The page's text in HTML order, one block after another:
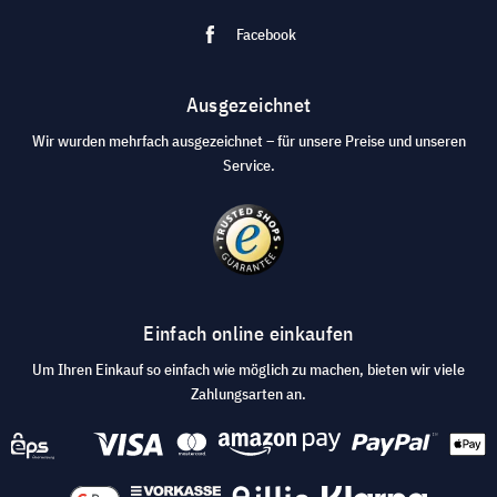
Facebook
Ausgezeichnet
Wir wurden mehrfach ausgezeichnet – für unsere Preise und unseren
Service.
Einfach online einkaufen
Um Ihren Einkauf so einfach wie möglich zu machen, bieten wir viele
Zahlungsarten an.